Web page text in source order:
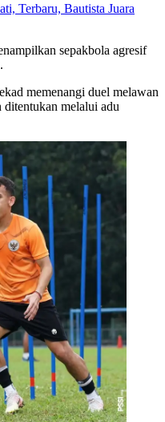
Terbaru, Bautista Juara
sepakbola agresif
memenangi duel melawan
ditentukan melalui adu